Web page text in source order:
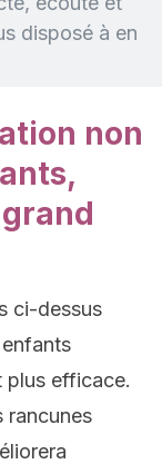
disposé à en
non
ci-dessus
plus efficace.
rancunes